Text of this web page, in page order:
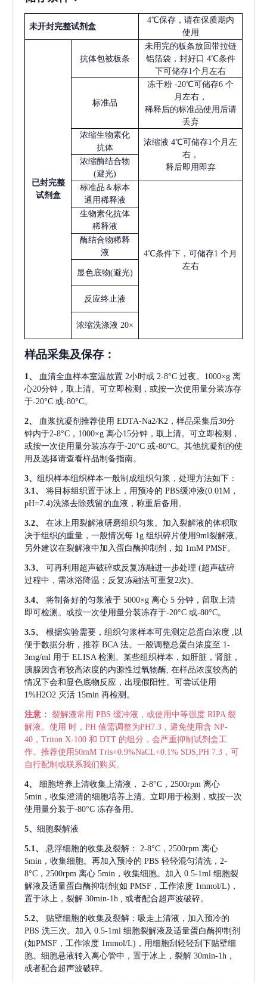
未开封完整试剂盒
4℃保存，请在保质期内
使用
已封完整
试剂盒
抗体包被板条
未用完的板条放回带拉链
铝箔袋，封好口 4℃条件
下可储存1个月左右
标准品
冻干粉 -20℃可储存6 个
月左右，
稀释后的标准品使用后请
丢弃
浓缩生物素化
抗体
浓缩液 4℃可储存1个月左
右，
释后即用即弃
浓缩酶结合物
(避光)
标准品＆标本
通用稀释液
4℃条件下，可储存1 个月
左右
生物素化抗体
稀释液
酶结合物稀释
液
显色底物(避光)
反应终止液
浓缩洗涤液 20×
样品采集及保存 ：
1、 血清全血样本室温放置 2小时或 2-8°C 过夜。1000×g 离
心20分钟，取上清。可立即检测，或按一次使用量分装冻存
于-20°C 或-80°C。
2、 血浆抗凝剂推荐使用 EDTA-Na2/K2，样品采集后30分
钟内于2-8°C，1000×g 离心15分钟，取上清。可立即检测，
或按一次使用量分装冻存于-20°C 或-80°C。其他抗凝剂的使
用及选择请查看样品制备指南。
3、 组织样本组织样本一般制成组织匀浆，处理方法如下：
3.1、
将目标组织置于冰上，用预冷的 PBS缓冲液(0.01M，
pH=7.4)洗涤去除残留的血液，称重后备用。
3.2、
在冰上用裂解液研磨组织匀浆。加入裂解液的体积取
决于组织的重量，一般情况每 1g 组织碎片使用9ml裂解液。
另外建议在裂解液中加入蛋白酶抑制剂，如 1mM PMSF。
3.3、 可再利用超声破碎或反复冻融进一步处理 (超声破碎
过程中，需冰浴降温；反复冻融法可重复2次)。
3.4、 将制备好的匀浆液于 5000×g 离心 5 分钟，留取上清
即可检测。或按一次使用量分装冻存于-20°C 或-80°C。
3.5、 根据实验需要，组织匀浆样本可先测定总蛋白浓度
,以
便于数据分析，推荐 BCA 法。一般调整总蛋白浓度至 1-
3mg/ml 用于 ELISA 检测。某些组织样本，如肝脏，肾脏，
胰腺因含有较高浓度的内源性过氧物酶, 在样品浓度较高的
情况下会和显色底物反应，出现假阳性。可尝试使用
1%H2O2 灭活 15min 再检测。
注意： 裂解液常用 PBS 缓冲液，或使用中等强度 RIPA 裂
解液。使用 时，PH 值需调整为PH7.3，避免使用含 NP-
40，Triton X-100 和 DTT 的组分，会严重抑制试剂盒工
作。推荐使用50mM Tris+0.9%NaCL+0.1% SDS,PH 7.3，可
自行配制或联系我们购买。
4、 细胞培养上清收集上清液，
2-8°C，2500rpm 离心
5min，收集澄清的细胞培养上清。立即用于检测，或按一次
使用量分装于-80°C 冻存备用。
5、 细胞裂解液
5.1、 悬浮细胞的收集及裂解：
2-8°C，2500rpm 离心
5min，收集细胞。再加入预冷的 PBS 轻轻混匀清洗，2-
8°C，2500rpm 离心 5min，收集细胞。加入 0.5-1ml 细胞裂
解液及适量蛋白酶抑制剂(如 PMSF，工作浓度 1mmol/L)，
置于冰上，裂解 30min-1h , 或者配合超声波破碎。
5.2、
贴壁细胞的收集及裂解：吸走上清液，加入预冷的
PBS 洗三次。加入 0.5-1ml 细胞裂解液及适量蛋白酶抑制剂
(如PMSF，工作浓度 1mmol/L)，用细胞刮轻轻刮下贴壁细
胞。细胞悬液转入离心管中，置于冰上，裂解 30min-1h，
或者配合超声波破碎。